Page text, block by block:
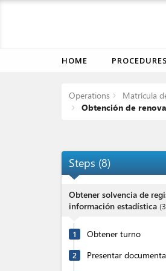
HOME PROCEDURES
Operations Matrícula
Obtención de
Steps (8)
Obtener solvencia de
información estadística (3
1 Obtener turno
2 Presentar